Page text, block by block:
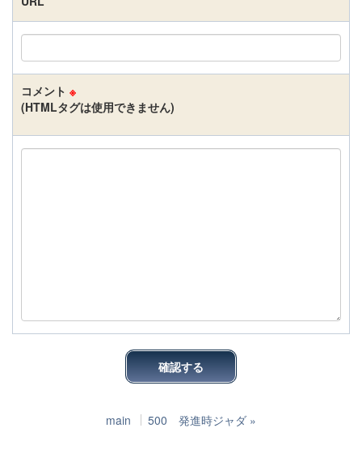
コメント ※
(HTMLタグは使用できません)
main 500 発進時ジャダ »